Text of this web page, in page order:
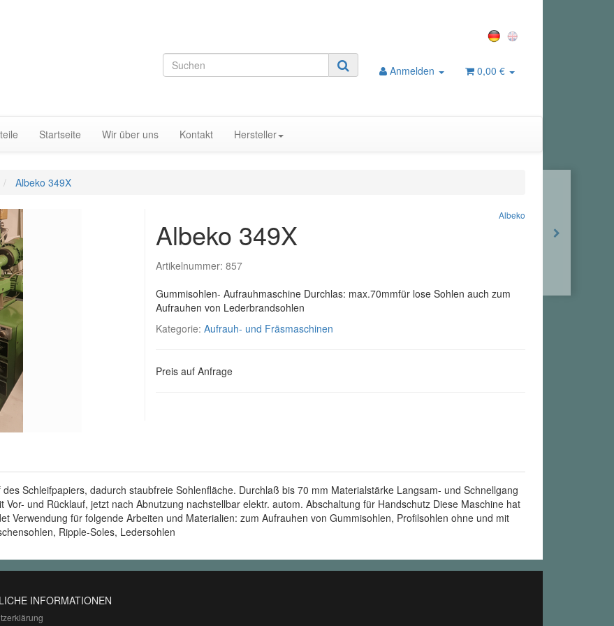
Anmelden 0,00 €
Startseite Wir über uns Kontakt Hersteller
Albeko 349X
Albeko
Albeko 349X
Artikelnummer: 857
Gummisohlen- Aufrauhmaschine Durchlas: max.70mmfür lose Sohlen auch zum
Aufrauhen von Lederbrandsohlen
Kategorie: Aufrauh- und Fräsmaschinen
Preis auf Anfrage
Schleifpapiers, dadurch staubfreie Sohlenfläche. Durchlaß bis 70 mm Materialstärke Langsam- und Schnellgang
und Rücklauf, jetzt nach Abnutzung nachstellbar elektr. autom. Abschaltung für Handschutz Diese Maschine hat
Verwendung für folgende Arbeiten und Materialien: zum Aufrauhen von Gummisohlen, Profilsohlen ohne und mit
Ripple-Soles, Ledersohlen
INFORMATIONEN